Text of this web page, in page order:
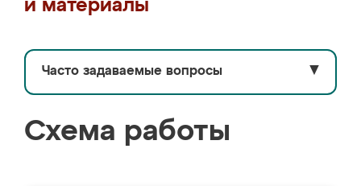
и материалы
Часто задаваемые вопросы ▼
Схема работы